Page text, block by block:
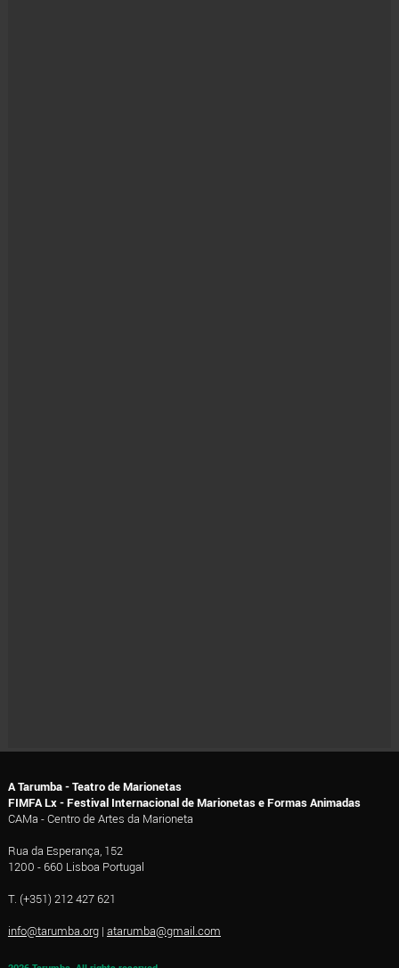
A Tarumba - Teatro de Marionetas
FIMFA Lx - Festival Internacional de Marionetas e Formas Animadas
CAMa - Centro de Artes da Marioneta
Rua da Esperança, 152
1200 - 660 Lisboa Portugal
T. (+351) 212 427 621
info@tarumba.org| atarumba@gmail.com